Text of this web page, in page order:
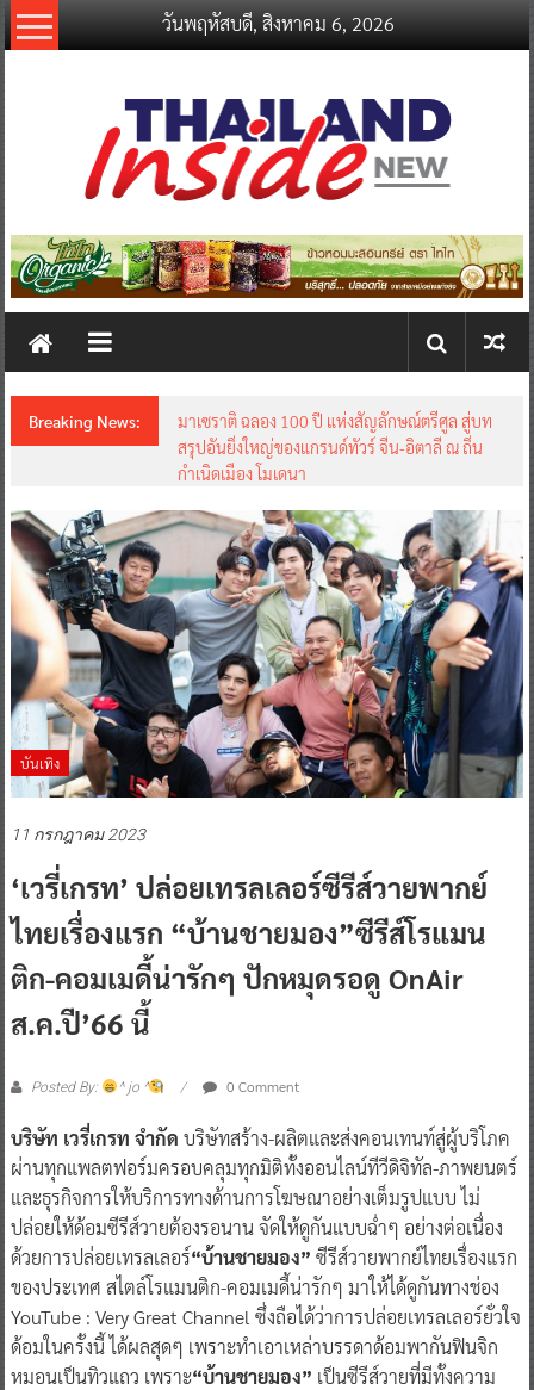
Skip
to
วันพฤหัสบดี, สิงหาคม 6, 2026
thailandinsidenew.com
Thailand
New
Breaking News:
มาเซราติ ฉลอง 100 ปี แห่งสัญลักษณ์ตรีศูล สู่บท
สรุปอันยิ่งใหญ่ของแกรนด์ทัวร์ จีน-อิตาลี ณ ถิ่น
กำเนิดเมือง โมเดนา
บันเทิง
11 กรกฎาคม 2023
‘เวรี่เกรท’ ปล่อยเทรลเลอร์ซีรีส์วายพากย์
ไทยเรื่องแรก “บ้านชายมอง”ซีรีส์โรแมน
ติก-คอมเมดี้น่ารักๆ ปักหมุดรอดู OnAir
ส.ค.ปี’66 นี้
Posted By: ^ jo ^ 0 Comment
บริษัท เวรี่เกรท จำกัด บริษัทสร้าง-ผลิตและส่งคอนเทนท์สู่ผู้บริโภค
ผ่านทุกแพลตฟอร์มครอบคลุมทุกมิติทั้งออนไลน์ทีวีดิจิทัล-ภาพยนตร์
และธุรกิจการให้บริการทางด้านการโฆษณาอย่างเต็มรูปแบบ ไม่
ปล่อยให้ด้อมซีรีส์วายต้องรอนาน จัดให้ดูกันแบบฉ่ำๆ อย่างต่อเนื่อง
ด้วยการปล่อยเทรลเลอร์“บ้านชายมอง” ซีรีส์วายพากย์ไทยเรื่องแรก
ของประเทศ สไตล์โรแมนติก-คอมเมดี้น่ารักๆ มาให้ได้ดูกันทางช่อง
YouTube : Very Great Channel ซึ่งถือได้ว่าการปล่อยเทรลเลอร์ยั่วใจ
ด้อมในครั้งนี้ ได้ผลสุดๆ เพราะทำเอาเหล่าบรรดาด้อมพากันฟินจิก
หมอนเป็นทิวแถว เพราะ“บ้านชายมอง” เป็นซีรีส์วายที่มีทั้งความ